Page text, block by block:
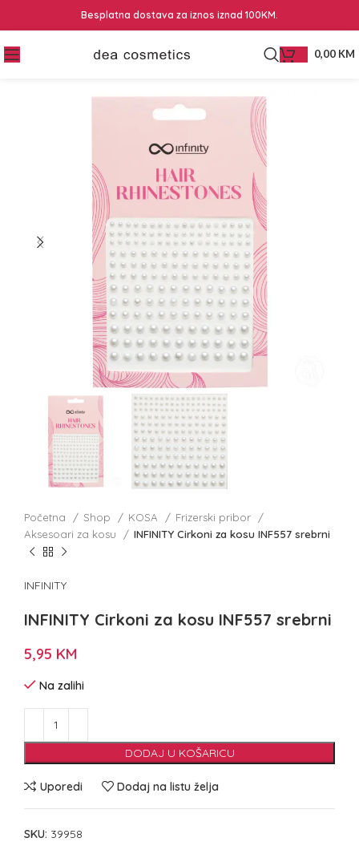
Besplatna dostava za iznos iznad 100KM.
0,00 KM
Početna Shop KOSA
Frizerski pribor
Aksesoari za kosu
INFINITY Cirkoni za kosu INF557 srebrni
INFINITY
INFINITY Cirkoni za kosu INF557 srebrni
5,95 KM
Na zalihi
DODAJ U KOŠARICU
Uporedi Dodaj na listu želja
SKU: 39958